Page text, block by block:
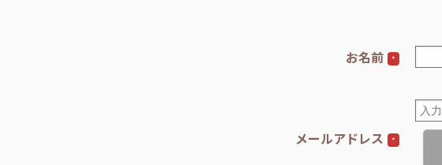
お名前 *
メールアドレス *